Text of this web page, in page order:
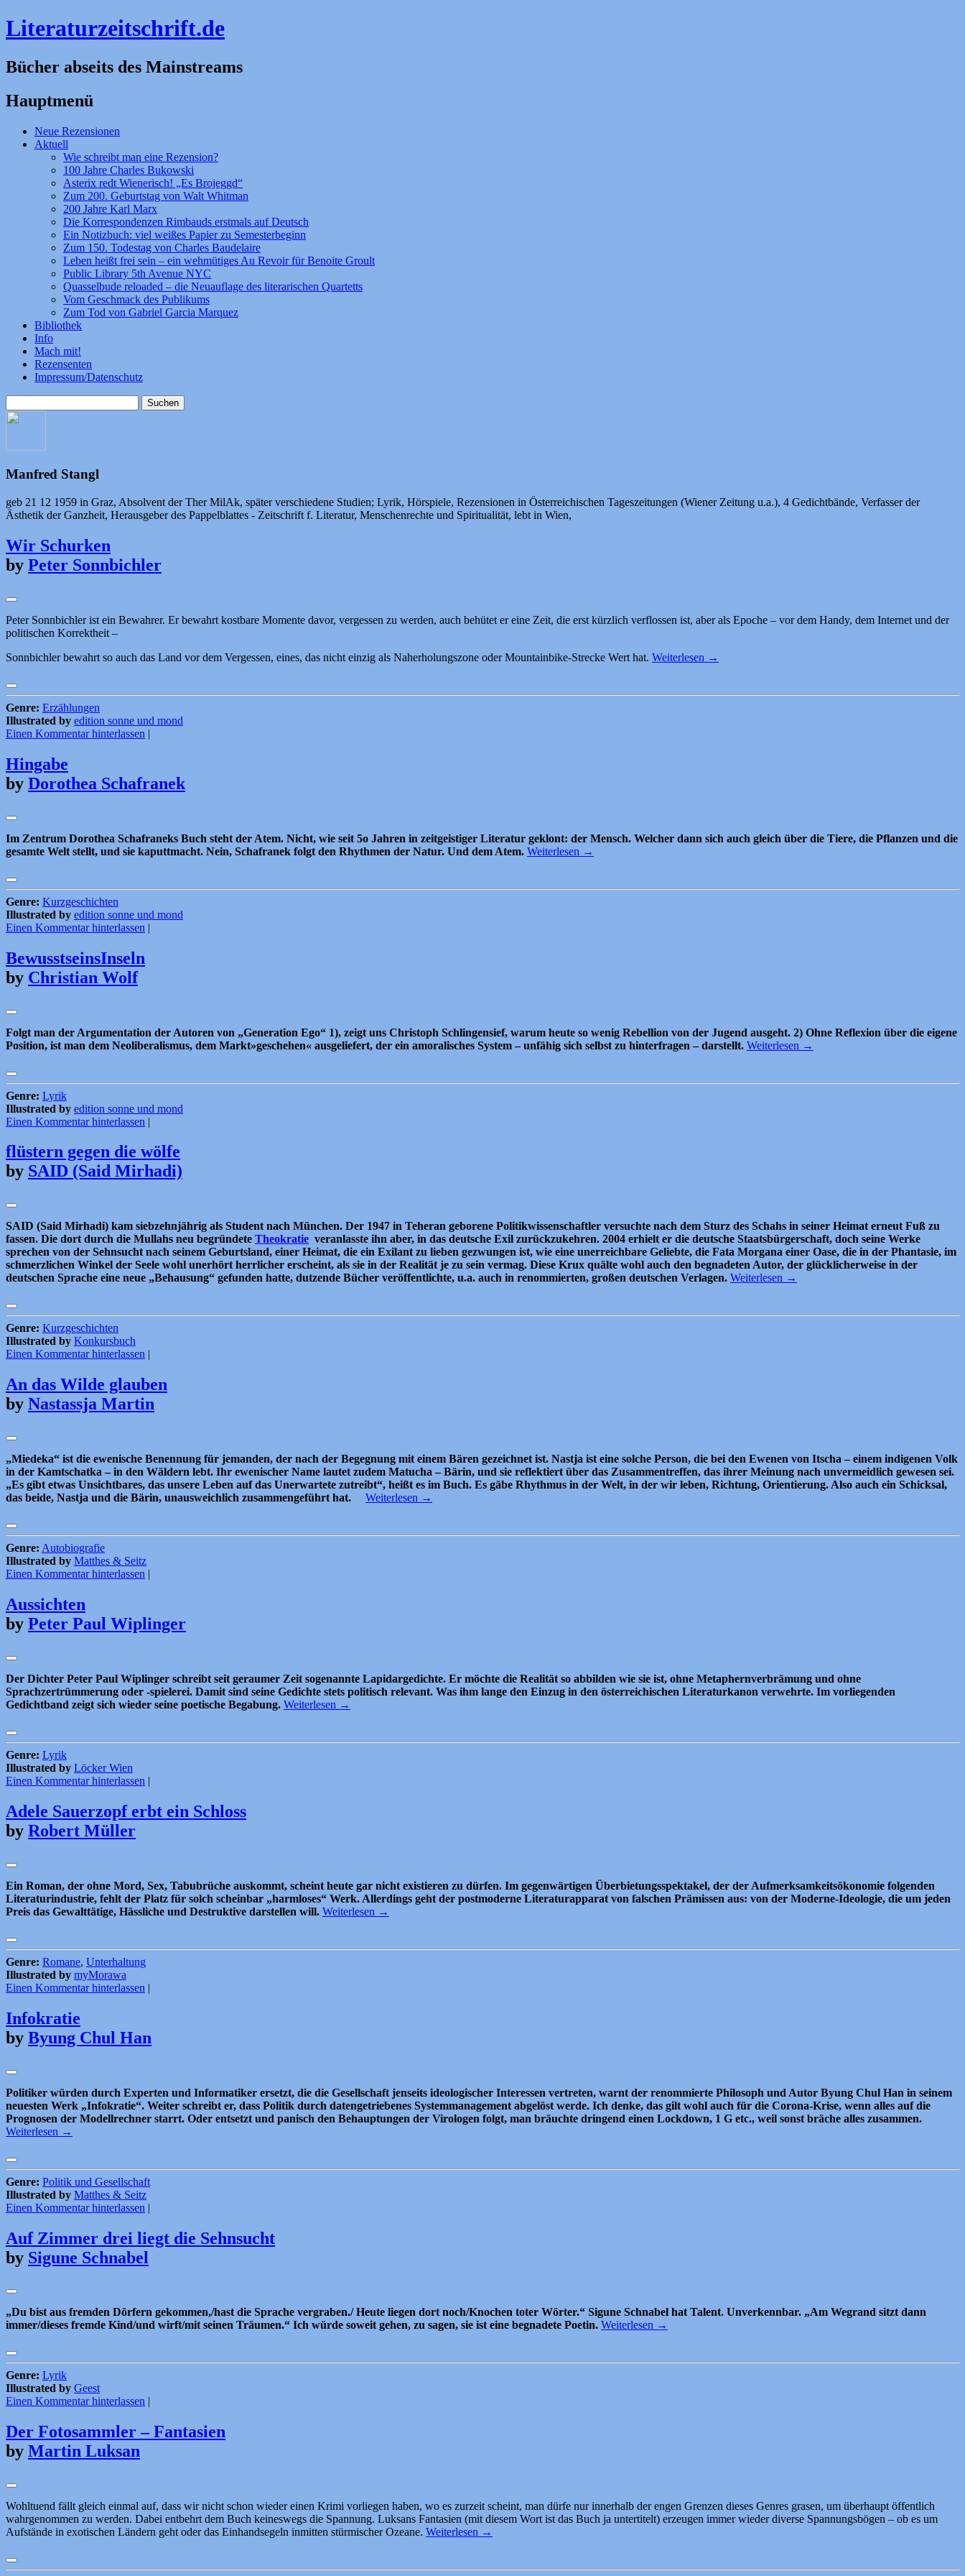
Literaturzeitschrift.de
Bücher abseits des Mainstreams
Hauptmenü
Zum
Inhalt
Neue Rezensionen
Aktuell
Wie schreibt man eine Rezension?
100 Jahre Charles Bukowski
Asterix redt Wienerisch! „Es Brojeggd“
Zum 200. Geburtstag von Walt Whitman
200 Jahre Karl Marx
Die Korrespondenzen Rimbauds erstmals auf Deutsch
Ein Notizbuch: viel weißes Papier zu Semesterbeginn
Zum 150. Todestag von Charles Baudelaire
Leben heißt frei sein – ein wehmütiges Au Revoir für Benoite Groult
Public Library 5th Avenue NYC
Quasselbude reloaded – die Neuauflage des literarischen Quartetts
Vom Geschmack des Publikums
Zum Tod von Gabriel Garcia Marquez
Bibliothek
Info
Mach mit!
Rezensenten
Impressum/Datenschutz
nach:
Manfred Stangl
geb 21 12 1959 in Graz, Absolvent der Ther MilAk, später verschiedene Studien; Lyrik, Hörspiele, Rezensionen in Österreichischen Tageszeitungen (Wiener Zeitung u.a.), 4 Gedichtbände, Verfasser der
Ästhetik der Ganzheit, Herausgeber des Pappelblattes - Zeitschrift f. Literatur, Menschenrechte und Spiritualität, lebt in Wien,
Wir Schurken
by Peter Sonnbichler
Peter Sonnbichler ist ein Bewahrer. Er bewahrt kostbare Momente davor, vergessen zu werden, auch behütet er eine Zeit, die erst kürzlich verflossen ist, aber als Epoche – vor dem Handy, dem Internet und der
politischen Korrektheit –
Sonnbichler bewahrt so auch das Land vor dem Vergessen, eines, das nicht einzig als Naherholungszone oder Mountainbike-Strecke Wert hat. Weiterlesen →
Genre: Erzählungen
Illustrated by edition sonne und mond
Einen Kommentar hinterlassen |
Hingabe
by Dorothea Schafranek
Im Zentrum Dorothea Schafraneks Buch steht der Atem. Nicht, wie seit 5o Jahren in zeitgeistiger Literatur geklont: der Mensch. Welcher dann sich auch gleich über die Tiere, die Pflanzen und die
gesamte Welt stellt, und sie kaputtmacht. Nein, Schafranek folgt den Rhythmen der Natur. Und dem Atem. Weiterlesen →
Genre: Kurzgeschichten
Illustrated by edition sonne und mond
Einen Kommentar hinterlassen |
BewusstseinsInseln
by Christian Wolf
Folgt man der Argumentation der Autoren von „Generation Ego“ 1), zeigt uns Christoph Schlingensief, warum heute so wenig Rebellion von der Jugend ausgeht. 2) Ohne Reflexion über die eigene
Position, ist man dem Neoliberalismus, dem Markt»geschehen« ausgeliefert, der ein amoralisches System – unfähig sich selbst zu hinterfragen – darstellt. Weiterlesen →
Genre: Lyrik
Illustrated by edition sonne und mond
Einen Kommentar hinterlassen |
flüstern gegen die wölfe
by SAID (Said Mirhadi)
SAID (Said Mirhadi) kam siebzehnjährig als Student nach München. Der 1947 in Teheran geborene Politikwissenschaftler versuchte nach dem Sturz des Schahs in seiner Heimat erneut Fuß zu
fassen. Die dort durch die Mullahs neu begründete Theokratie veranlasste ihn aber, in das deutsche Exil zurückzukehren. 2004 erhielt er die deutsche Staatsbürgerschaft, doch seine Werke
sprechen von der Sehnsucht nach seinem Geburtsland, einer Heimat, die ein Exilant zu lieben gezwungen ist, wie eine unerreichbare Geliebte, die Fata Morgana einer Oase, die in der Phantasie, im
schmerzlichen Winkel der Seele wohl unerhört herrlicher erscheint, als sie in der Realität je zu sein vermag. Diese Krux quälte wohl auch den begnadeten Autor, der glücklicherweise in der
deutschen Sprache eine neue „Behausung“ gefunden hatte, dutzende Bücher veröffentlichte, u.a. auch in renommierten, großen deutschen Verlagen. Weiterlesen →
Genre: Kurzgeschichten
Illustrated by Konkursbuch
Einen Kommentar hinterlassen |
An das Wilde glauben
by Nastassja Martin
„Miedeka“ ist die ewenische Benennung für jemanden, der nach der Begegnung mit einem Bären gezeichnet ist. Nastja ist eine solche Person, die bei den Ewenen von Itscha – einem indigenen Volk
in der Kamtschatka – in den Wäldern lebt. Ihr ewenischer Name lautet zudem Matucha – Bärin, und sie reflektiert über das Zusammentreffen, das ihrer Meinung nach unvermeidlich gewesen sei.
„Es gibt etwas Unsichtbares, das unsere Leben auf das Unerwartete zutreibt“, heißt es im Buch. Es gäbe Rhythmus in der Welt, in der wir leben, Richtung, Orientierung. Also auch ein Schicksal,
das beide, Nastja und die Bärin, unausweichlich zusammengeführt hat.
Weiterlesen →
Genre: Autobiografie
Illustrated by Matthes & Seitz
Einen Kommentar hinterlassen |
Aussichten
by Peter Paul Wiplinger
Der Dichter Peter Paul Wiplinger schreibt seit geraumer Zeit sogenannte Lapidargedichte. Er möchte die Realität so abbilden wie sie ist, ohne Metaphernverbrämung und ohne
Sprachzertrümmerung oder -spielerei. Damit sind seine Gedichte stets politisch relevant. Was ihm lange den Einzug in den österreichischen Literaturkanon verwehrte. Im vorliegenden
Gedichtband zeigt sich wieder seine poetische Begabung. Weiterlesen →
Genre: Lyrik
Illustrated by Löcker Wien
Einen Kommentar hinterlassen |
Adele Sauerzopf erbt ein Schloss
by Robert Müller
Ein Roman, der ohne Mord, Sex, Tabubrüche auskommt, scheint heute gar nicht existieren zu dürfen. Im gegenwärtigen Überbietungsspektakel, der der Aufmerksamkeitsökonomie folgenden
Literaturindustrie, fehlt der Platz für solch scheinbar „harmloses“ Werk. Allerdings geht der postmoderne Literaturapparat von falschen Prämissen aus: von der Moderne-Ideologie, die um jeden
Preis das Gewalttätige, Hässliche und Destruktive darstellen will. Weiterlesen →
Genre: Romane, Unterhaltung
Illustrated by myMorawa
Einen Kommentar hinterlassen |
Infokratie
by Byung Chul Han
Politiker würden durch Experten und Informatiker ersetzt, die die Gesellschaft jenseits ideologischer Interessen vertreten, warnt der renommierte Philosoph und Autor Byung Chul Han in seinem
neuesten Werk „Infokratie“. Weiter schreibt er, dass Politik durch datengetriebenes Systemmanagement abgelöst werde. Ich denke, das gilt wohl auch für die Corona-Krise, wenn alles auf die
Prognosen der Modellrechner starrt. Oder entsetzt und panisch den Behauptungen der Virologen folgt, man bräuchte dringend einen Lockdown, 1 G etc., weil sonst bräche alles zusammen.
Weiterlesen →
Genre: Politik und Gesellschaft
Illustrated by Matthes & Seitz
Einen Kommentar hinterlassen |
Auf Zimmer drei liegt die Sehnsucht
by Sigune Schnabel
„Du bist aus fremden Dörfern gekommen,/hast die Sprache vergraben./ Heute liegen dort noch/Knochen toter Wörter.“ Sigune Schnabel hat Talent. Unverkennbar. „Am Wegrand sitzt dann
immer/dieses fremde Kind/und wirft/mit seinen Träumen.“ Ich würde soweit gehen, zu sagen, sie ist eine begnadete Poetin. Weiterlesen →
Genre: Lyrik
Illustrated by Geest
Einen Kommentar hinterlassen |
Der Fotosammler – Fantasien
by Martin Luksan
Wohltuend fällt gleich einmal auf, dass wir nicht schon wieder einen Krimi vorliegen haben, wo es zurzeit scheint, man dürfe nur innerhalb der engen Grenzen dieses Genres grasen, um überhaupt öffentlich
wahrgenommen zu werden. Dabei entbehrt dem Buch keineswegs die Spannung. Luksans Fantasien (mit diesem Wort ist das Buch ja untertitelt) erzeugen immer wieder diverse Spannungsbögen – ob es um
Aufstände in exotischen Ländern geht oder das Einhandsegeln inmitten stürmischer Ozeane. Weiterlesen →